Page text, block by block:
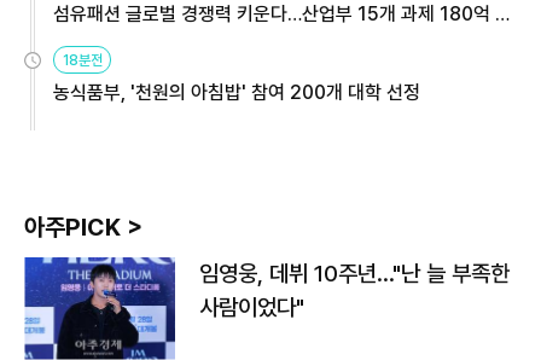
섬유패션 글로벌 경쟁력 키운다…산업부 15개 과제 180억 지
18분전
농식품부, '천원의 아침밥' 참여 200개 대학 선정
아주PICK >
임영웅, 데뷔 10주년…"난 늘 부족한
사람이었다"